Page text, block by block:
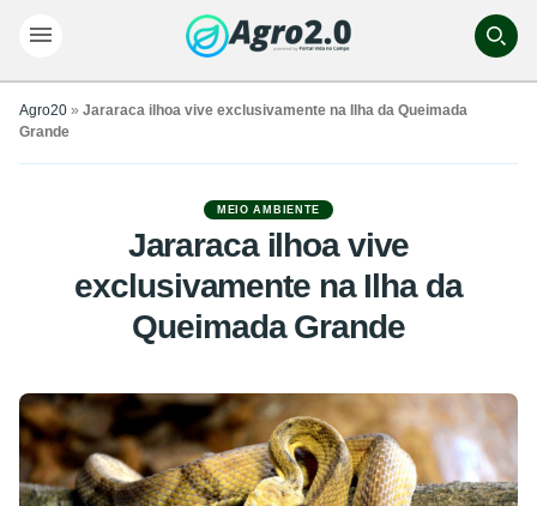
Agro20 » Jararaca ilhoa vive exclusivamente na Ilha da Queimada
Grande
MEIO AMBIENTE
Jararaca ilhoa vive
exclusivamente na Ilha da
Queimada Grande